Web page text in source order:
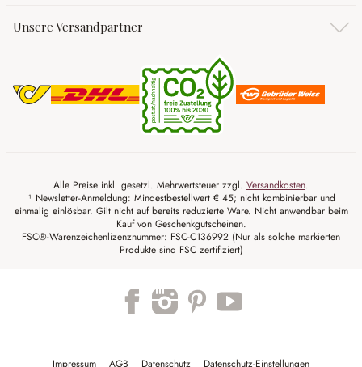
Unsere Versandpartner
Alle Preise inkl. gesetzl. Mehrwertsteuer zzgl. Versandkosten.
¹ Newsletter-Anmeldung: Mindestbestellwert € 45; nicht kombinierbar und
einmalig einlösbar. Gilt nicht auf bereits reduzierte Ware. Nicht anwendbar beim
Kauf von Geschenkgutscheinen.
FSC®-Warenzeichenlizenznummer: FSC-C136992 (Nur als solche markierten
Produkte sind FSC zertifiziert)
Impressum AGB Datenschutz Datenschutz-Einstellungen